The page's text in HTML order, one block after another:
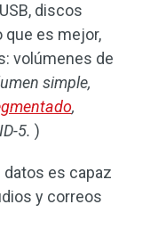
discos
que es mejor,
volúmenes de
simple,
,
5. )
es capaz
y correos